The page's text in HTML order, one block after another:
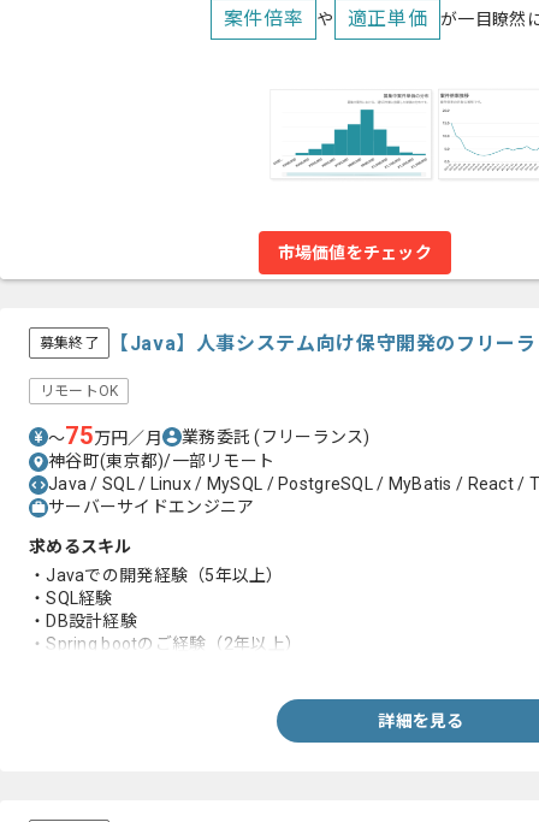
案件倍率 や 適正単価 が一目瞭然
市場価値をチェック
募集終了 【Java】人事システム向け保守開発のフリー
リモートOK
〜75万円／月 業務委託(フリーランス)
神谷町(東京都)/一部リモート
Java / SQL / Linux / MySQL / PostgreSQL / MyBatis / React /
サーバーサイドエンジニア
求めるスキル
・Javaでの開発経験（5年以上）
・SQL経験
・DB設計経験
・Spring bootのご経験（2年以上）
詳細を見る